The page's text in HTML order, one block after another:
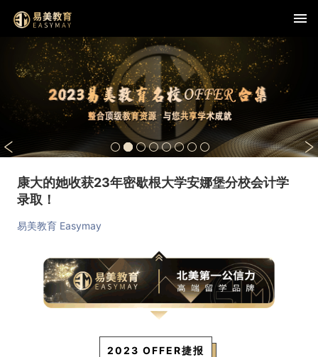
康大的她收获23年密歇根大学安娜堡分校会计学
录取！
易美教育 Easymay
2023 OFFER捷报